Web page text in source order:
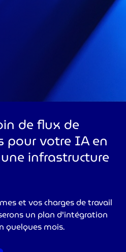
de flux de
pour votre IA en
infrastructure
et vos charges de travail
un plan d'intégration
quelques mois.